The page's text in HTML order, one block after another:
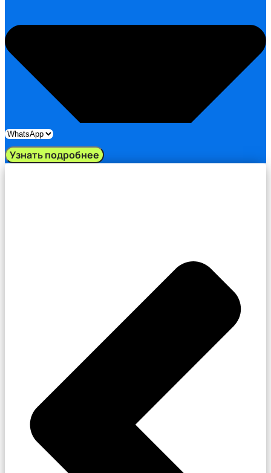
Узнать подробнее